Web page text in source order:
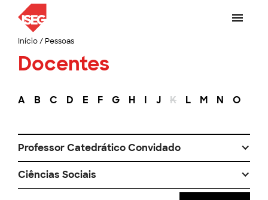
Início/ Pessoas
Docentes
A B C D E F G H I J K L M N O
Professor Catedrático Convidado
Ciências Sociais